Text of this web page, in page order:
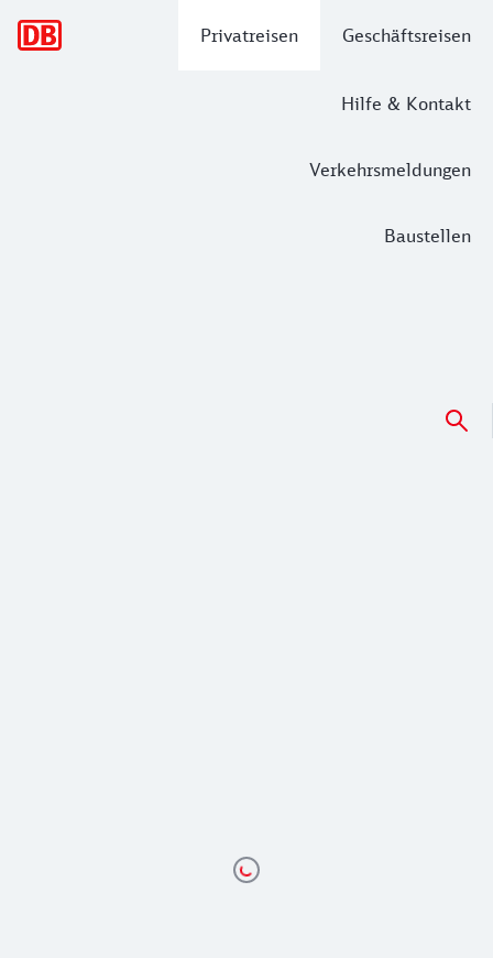
Privatreisen Geschäftsreisen
Hilfe & Kontakt
Verkehrsmeldungen
Baustellen